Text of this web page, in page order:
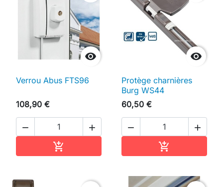

Verrou Abus FTS96
108,90 €
 


Protège charnières
Burg WS44
60,50 €
 
